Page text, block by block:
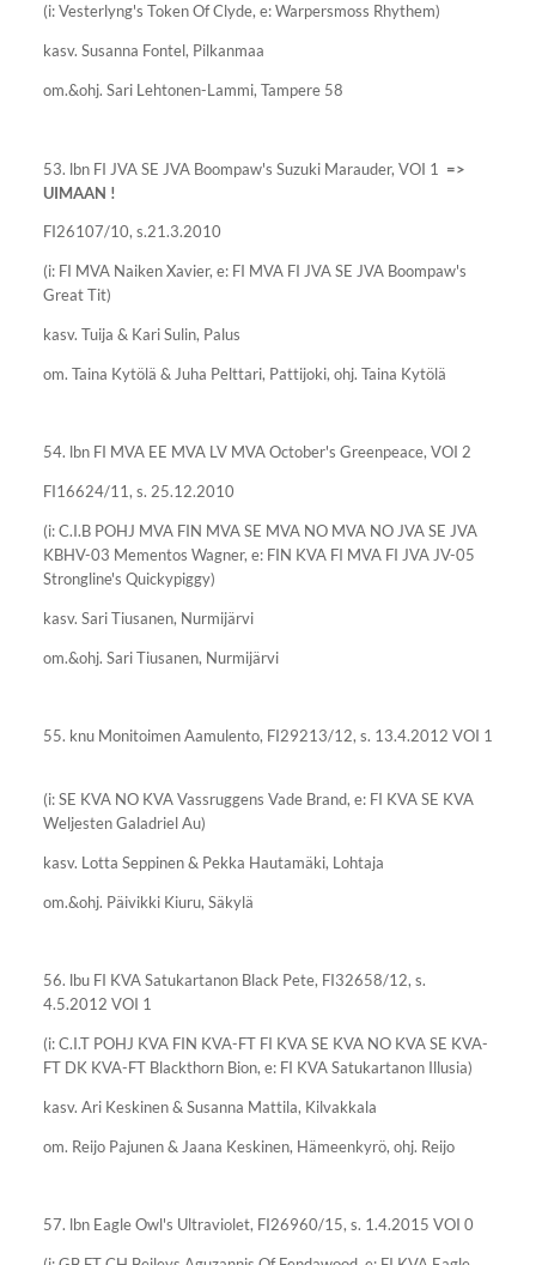
(i: Vesterlyng's Token Of Clyde, e: Warpersmoss Rhythem)
kasv. Susanna Fontel, Pilkanmaa
om.&ohj. Sari Lehtonen-Lammi, Tampere 58
53. lbn FI JVA SE JVA Boompaw's Suzuki Marauder, VOI 1 =>
UIMAAN !
FI26107/10, s.21.3.2010
(i: FI MVA Naiken Xavier, e: FI MVA FI JVA SE JVA Boompaw's
Great Tit)
kasv. Tuija & Kari Sulin, Palus
om. Taina Kytölä & Juha Pelttari, Pattijoki, ohj. Taina Kytölä
54. lbn FI MVA EE MVA LV MVA October's Greenpeace, VOI 2
FI16624/11, s. 25.12.2010
(i: C.I.B POHJ MVA FIN MVA SE MVA NO MVA NO JVA SE JVA
KBHV-03 Mementos Wagner, e: FIN KVA FI MVA FI JVA JV-05
Strongline's Quickypiggy)
kasv. Sari Tiusanen, Nurmijärvi
om.&ohj. Sari Tiusanen, Nurmijärvi
55. knu Monitoimen Aamulento, FI29213/12, s. 13.4.2012 VOI 1
(i: SE KVA NO KVA Vassruggens Vade Brand, e: FI KVA SE KVA
Weljesten Galadriel Au)
kasv. Lotta Seppinen & Pekka Hautamäki, Lohtaja
om.&ohj. Päivikki Kiuru, Säkylä
56. lbu FI KVA Satukartanon Black Pete, FI32658/12, s.
4.5.2012 VOI 1
(i: C.I.T POHJ KVA FIN KVA-FT FI KVA SE KVA NO KVA SE KVA-
FT DK KVA-FT Blackthorn Bion, e: FI KVA Satukartanon Illusia)
kasv. Ari Keskinen & Susanna Mattila, Kilvakkala
om. Reijo Pajunen & Jaana Keskinen, Hämeenkyrö, ohj. Reijo
57. lbn Eagle Owl's Ultraviolet, FI26960/15, s. 1.4.2015 VOI 0